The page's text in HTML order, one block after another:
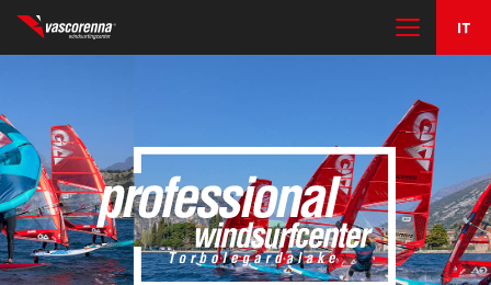
IL CENTRO
I CORSI
NOLEGGIO E RIMESSAGGIO